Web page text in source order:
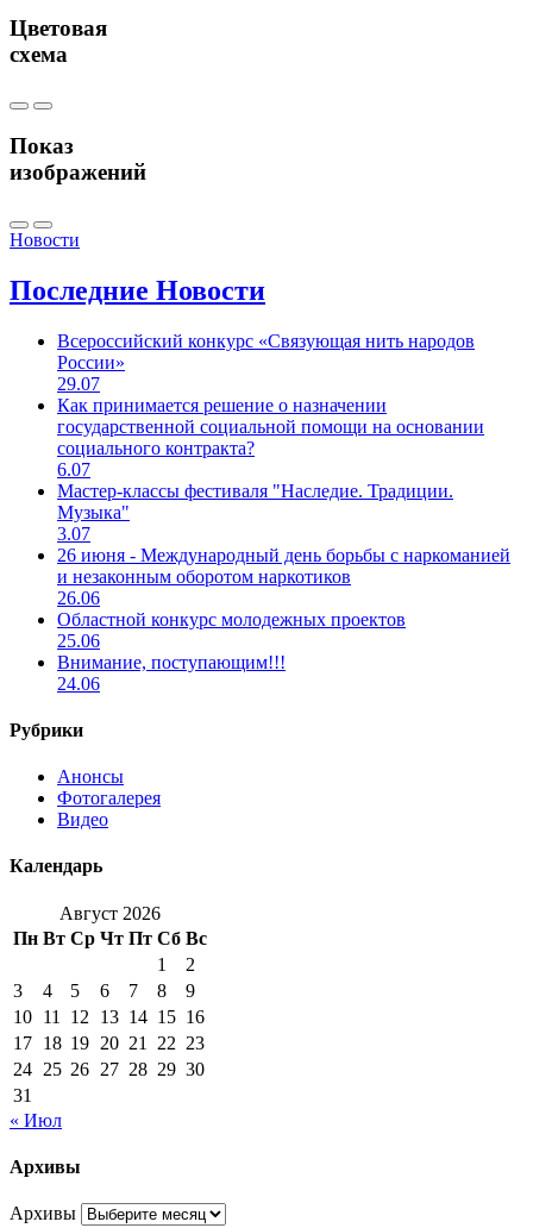
Цветовая
схема
Показ
изображений
Новости
Последние Новости
Всероссийский конкурс «Связующая нить народов
России»
29.07
Как принимается решение о назначении
государственной социальной помощи на основании
социального контракта?
6.07
Мастер-классы фестиваля "Наследие. Традиции.
Музыка"
3.07
26 июня - Международный день борьбы с наркоманией
и незаконным оборотом наркотиков
26.06
Областной конкурс молодежных проектов
25.06
Внимание, поступающим!!!
24.06
Рубрики
Анонсы
Фотогалерея
Видео
Календарь
Август 2026
Пн Вт Ср Чт Пт Сб Вс
1
2
3
4 5 6 7 8
9
10 11 12 13 14 15 16
17 18 19 20 21 22 23
24 25 26 27 28 29 30
31
« Июл
Архивы
Архивы